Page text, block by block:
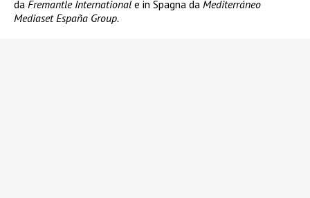
da Fremantle International e in Spagna da Mediterráneo
Mediaset España Group.